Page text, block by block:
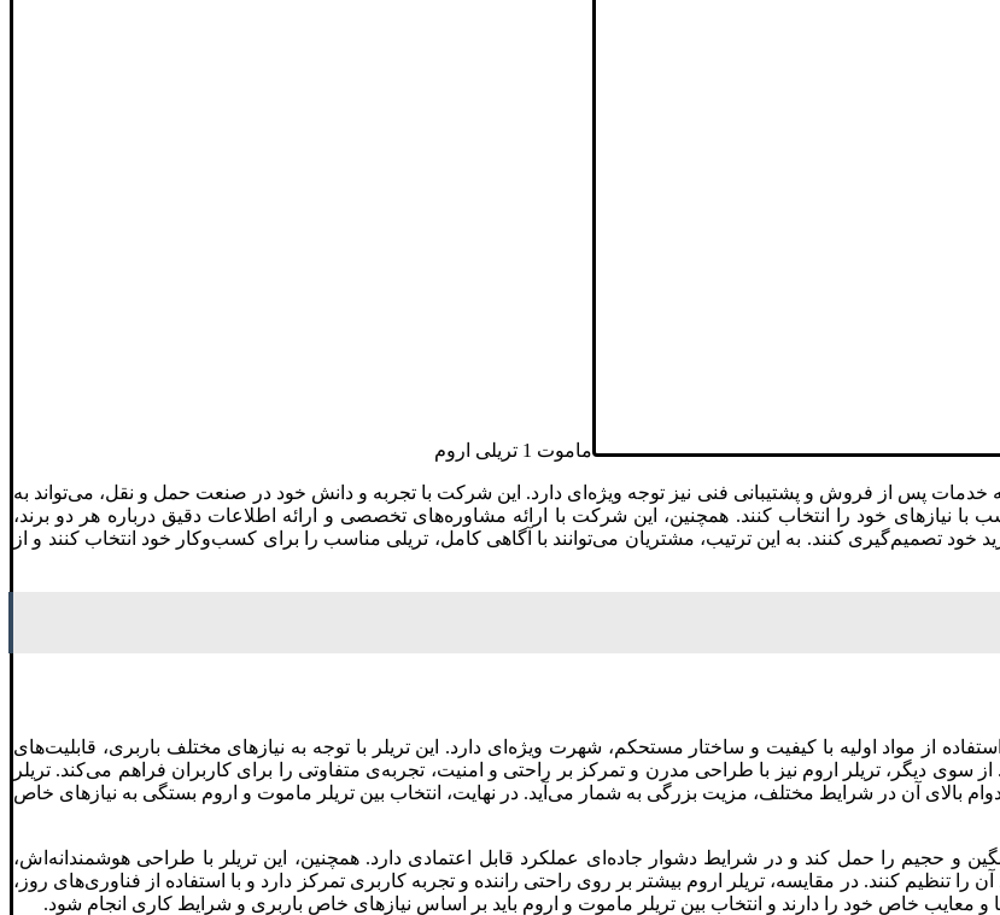
ماموت 1 تریلی اروم
خدمات پس از فروش و پشتیبانی فنی نیز توجه ویژه‌ای دارد. این شرکت با تجربه و دانش خود در صنعت حمل و نقل، می‌تواند به
با نیازهای خود را انتخاب کنند. همچنین، این شرکت با ارائه مشاوره‌های تخصصی و ارائه اطلاعات دقیق درباره هر دو برند،
خود تصمیم‌گیری کنند. به این ترتیب، مشتریان می‌توانند با آگاهی کامل، تریلی مناسب را برای کسب‌وکار خود انتخاب کنند و از
از مواد اولیه با کیفیت و ساختار مستحکم، شهرت ویژه‌ای دارد. این تریلر با توجه به نیازهای مختلف باربری، قابلیت‌های
سوی دیگر، تریلر اروم نیز با طراحی مدرن و تمرکز بر راحتی و امنیت، تجربه‌ی متفاوتی را برای کاربران فراهم می‌کند. تریلر
بالای آن در شرایط مختلف، مزیت بزرگی به شمار می‌آید. در نهایت، انتخاب بین تریلر ماموت و اروم بستگی به نیازهای خاص
و حجیم را حمل کند و در شرایط دشوار جاده‌ای عملکرد قابل اعتمادی دارد. همچنین، این تریلر با طراحی هوشمندانه‌اش،
را تنظیم کنند. در مقایسه، تریلر اروم بیشتر بر روی راحتی راننده و تجربه کاربری تمرکز دارد و با استفاده از فناوری‌های روز،
و معایب خاص خود را دارند و انتخاب بین تریلر ماموت و اروم باید بر اساس نیازهای خاص باربری و شرایط کاری انجام شود.